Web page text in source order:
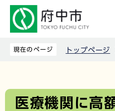
先
現在のページ トップページ
文
医療機関に高